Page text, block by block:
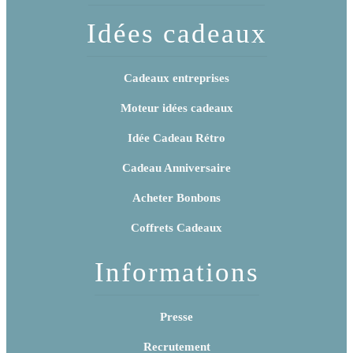
Idées cadeaux
Cadeaux entreprises
Moteur idées cadeaux
Idée Cadeau Rétro
Cadeau Anniversaire
Acheter Bonbons
Coffrets Cadeaux
Informations
Presse
Recrutement